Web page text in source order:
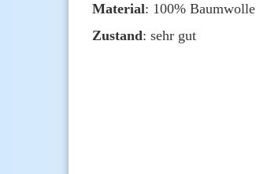
Material: 100% Baumwolle
Zustand: sehr gut